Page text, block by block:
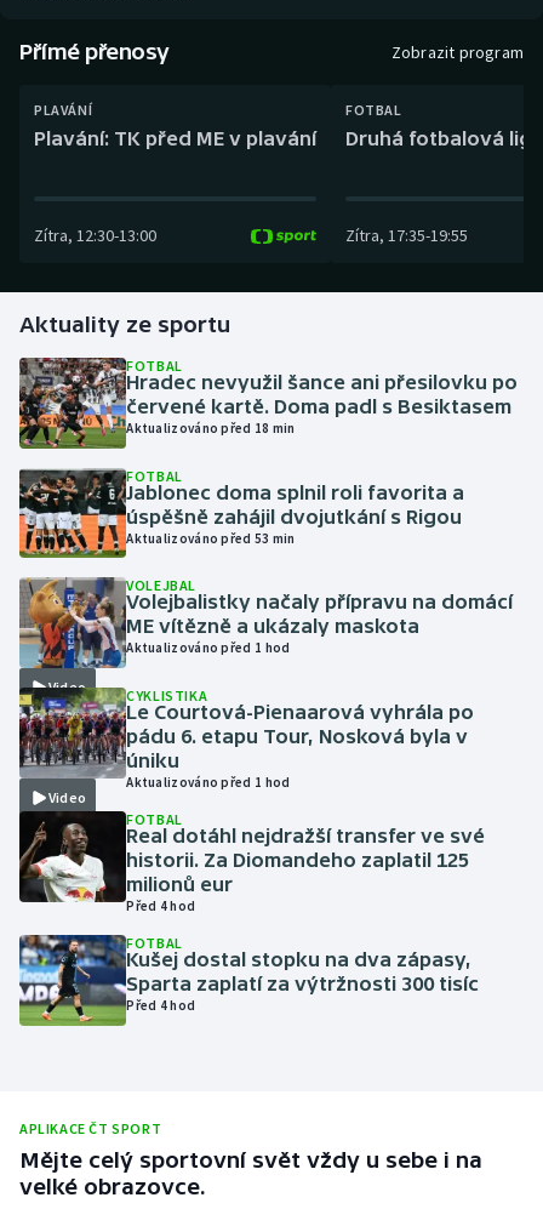
Curling
Dostihy
Gymnastika
Házená
Jezdectví
Judo
Krasobruslení
Lezení
Lyže a snowboard
Moderní pětiboj
Motorsport
Olympijské hry
Parasport
Plavání
Plážový volejbal
Přímé přenosy Zobrazit program
PLAVÁNÍ
Plavání: TK před ME v plavání
Zítra, 12:30-13:00
FOTBAL
Druhá fotbalová
Zítra, 17:35-19:55
Aktuality ze sportu
FOTBAL
Hradec nevyužil šance ani přesilovku po
červené kartě. Doma padl s Besiktasem
Aktualizováno před 18 min
FOTBAL
Jablonec doma splnil roli favorita a
úspěšně zahájil dvojutkání s Rigou
Aktualizováno před 53 min
Video
VOLEJBAL
Volejbalistky načaly přípravu na domácí
ME vítězně a ukázaly maskota
Aktualizováno před 1 hod
Video
CYKLISTIKA
Le Courtová-Pienaarová vyhrála po
pádu 6. etapu Tour, Nosková byla v
úniku
Aktualizováno před 1 hod
FOTBAL
Real dotáhl nejdražší transfer ve své
historii. Za Diomandeho zaplatil 125
milionů eur
Před 4 hod
FOTBAL
Kušej dostal stopku na dva zápasy,
Sparta zaplatí za výtržnosti 300 tisíc
Před 4 hod
APLIKACE ČT SPORT
Mějte celý sportovní svět vždy u sebe i na
velké obrazovce.